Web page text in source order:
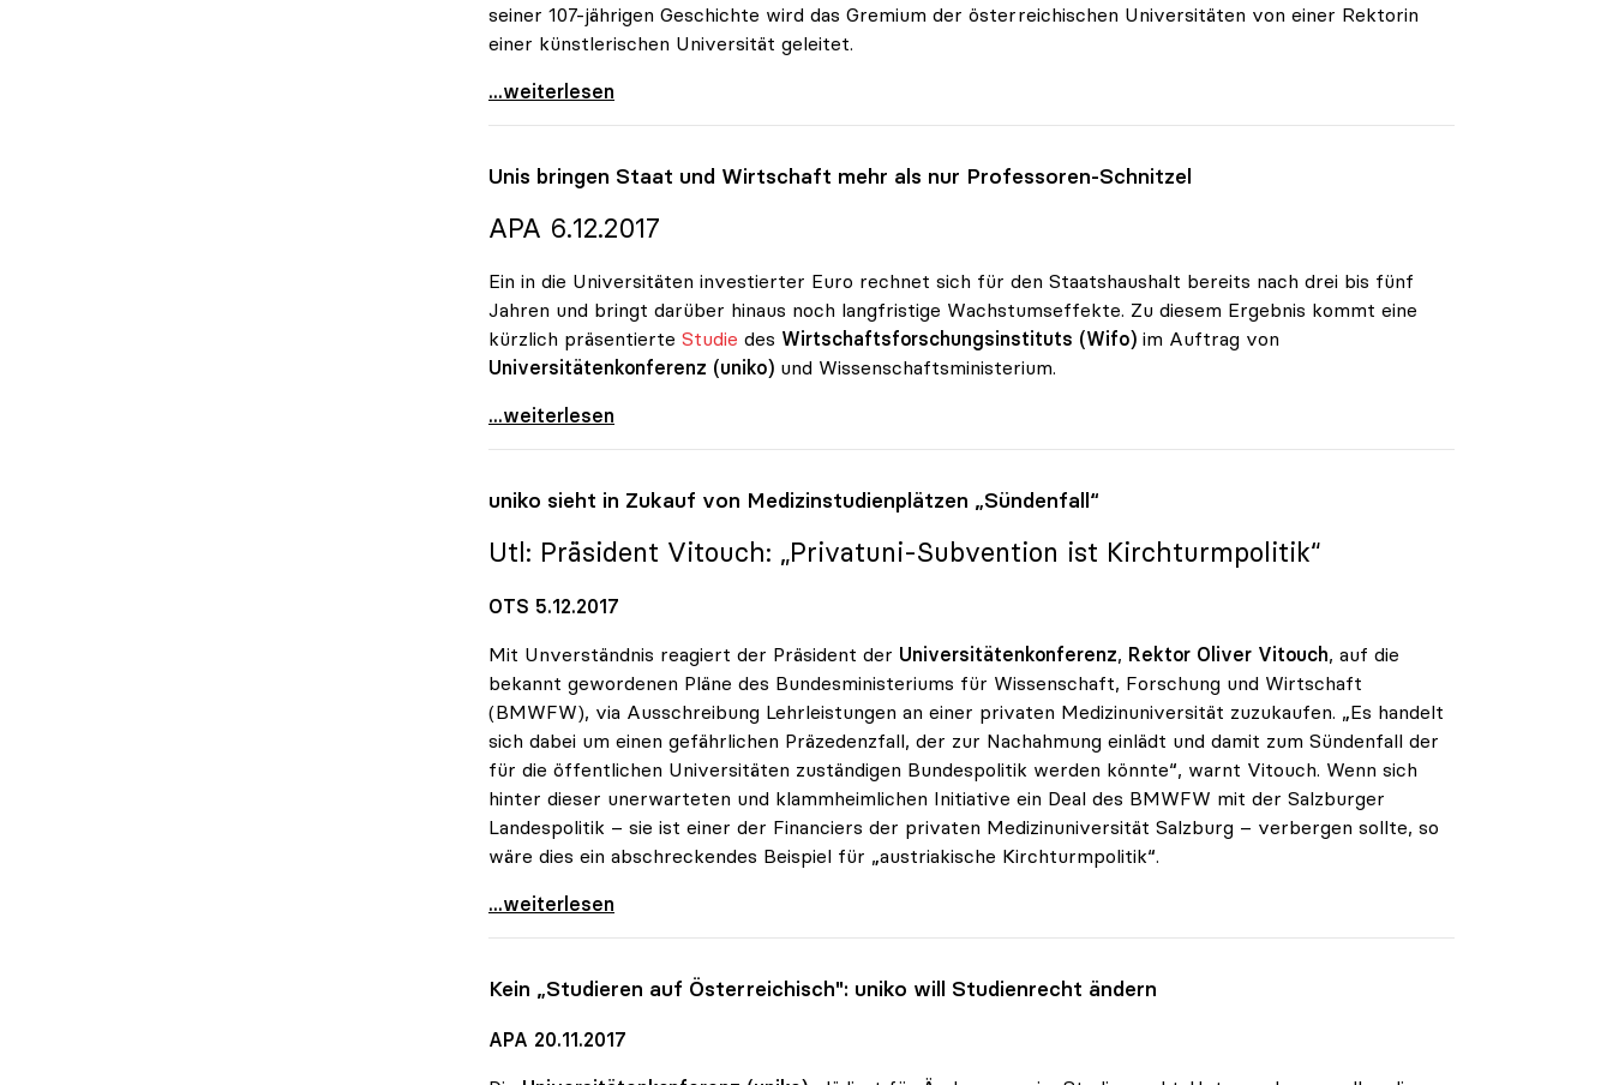
seiner 107-jährigen Geschichte wird das Gremium der österreichischen Universitäten von einer Rektorin
einer künstlerischen Universität geleitet.
Eva Blimlinger zur Präsidentin der uniko gewählt
...weiterlesen
Unis bringen Staat und Wirtschaft mehr als nur Professoren-Schnitzel
APA 6.12.2017
Ein in die Universitäten investierter Euro rechnet sich für den Staatshaushalt bereits nach drei bis fünf
Jahren und bringt darüber hinaus noch langfristige Wachstumseffekte. Zu diesem Ergebnis kommt eine
kürzlich präsentierte Studie des Wirtschaftsforschungsinstituts (Wifo) im Auftrag von
Universitätenkonferenz (uniko) und Wissenschaftsministerium.
Unis bringen Staat und Wirtschaft mehr als nur
...weiterlesen
uniko sieht in Zukauf von Medizinstudienplätzen „Sündenfall“
Utl: Präsident Vitouch: „Privatuni-Subvention ist Kirchturmpolitik“
OTS 5.12.2017
Mit Unverständnis reagiert der Präsident der Universitätenkonferenz, Rektor Oliver Vitouch, auf die
bekannt gewordenen Pläne des Bundesministeriums für Wissenschaft, Forschung und Wirtschaft
(BMWFW), via Ausschreibung Lehrleistungen an einer privaten Medizinuniversität zuzukaufen. „Es handelt
sich dabei um einen gefährlichen Präzedenzfall, der zur Nachahmung einlädt und damit zum Sündenfall der
für die öffentlichen Universitäten zuständigen Bundespolitik werden könnte“, warnt Vitouch. Wenn sich
hinter dieser unerwarteten und klammheimlichen Initiative ein Deal des BMWFW mit der Salzburger
Landespolitik – sie ist einer der Financiers der privaten Medizinuniversität Salzburg – verbergen sollte, so
wäre dies ein abschreckendes Beispiel für „austriakische Kirchturmpolitik“.
uniko sieht in Zukauf von Medizinstudienplätzen
...weiterlesen
Kein „Studieren auf Österreichisch": uniko will Studienrecht ändern
APA 20.11.2017